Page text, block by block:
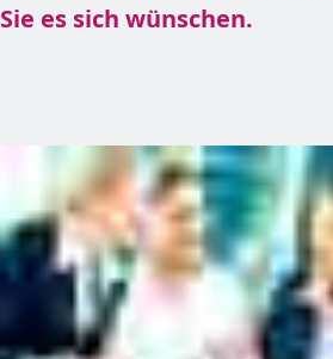
Sie es sich wünschen.